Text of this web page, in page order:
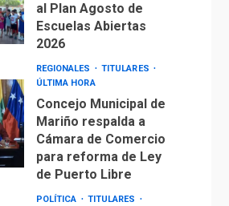
al Plan Agosto de
Escuelas Abiertas
2026
REGIONALES
TITULARES
ÚLTIMA HORA
Concejo Municipal de
Mariño respalda a
Cámara de Comercio
para reforma de Ley
de Puerto Libre
POLÍTICA
TITULARES